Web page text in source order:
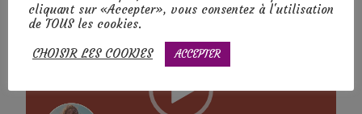
Lecteur
vidéo
cliquant sur «Accepter», vous consentez à l'utilisation
de TOUS les cookies.
CHOISIR LES COOKIES ACCEPTER